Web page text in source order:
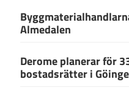
Almedalen
Derome planerar för
bostadsrätter i